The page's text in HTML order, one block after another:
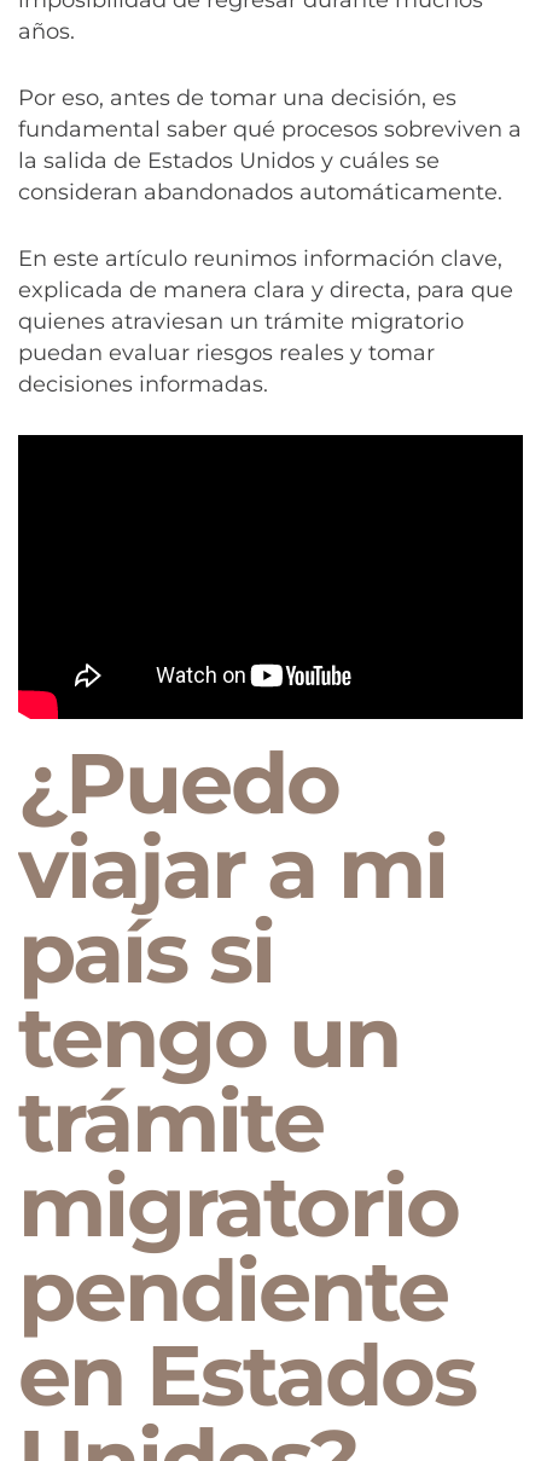
años.
Por eso, antes de tomar una decisión, es
fundamental saber qué procesos sobreviven a
la salida de Estados Unidos y cuáles se
consideran abandonados automáticamente.
En este artículo reunimos información clave,
explicada de manera clara y directa, para que
quienes atraviesan un trámite migratorio
puedan evaluar riesgos reales y tomar
decisiones informadas.
¿Puedo
viajar a mi
país si
tengo un
trámite
migratorio
pendiente
en Estados